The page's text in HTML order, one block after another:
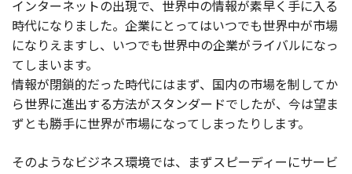
インターネットの出現で、世界中の情報が素早く手に入る
時代になりました。企業にとってはいつでも世界中が市場
になりえますし、いつでも世界中の企業がライバルになっ
てしまいます。
情報が閉鎖的だった時代にはまず、国内の市場を制してか
ら世界に進出する方法がスタンダードでしたが、今は望ま
ずとも勝手に世界が市場になってしまったりします。
そのようなビジネス環境では、まずスピーディーにサービ